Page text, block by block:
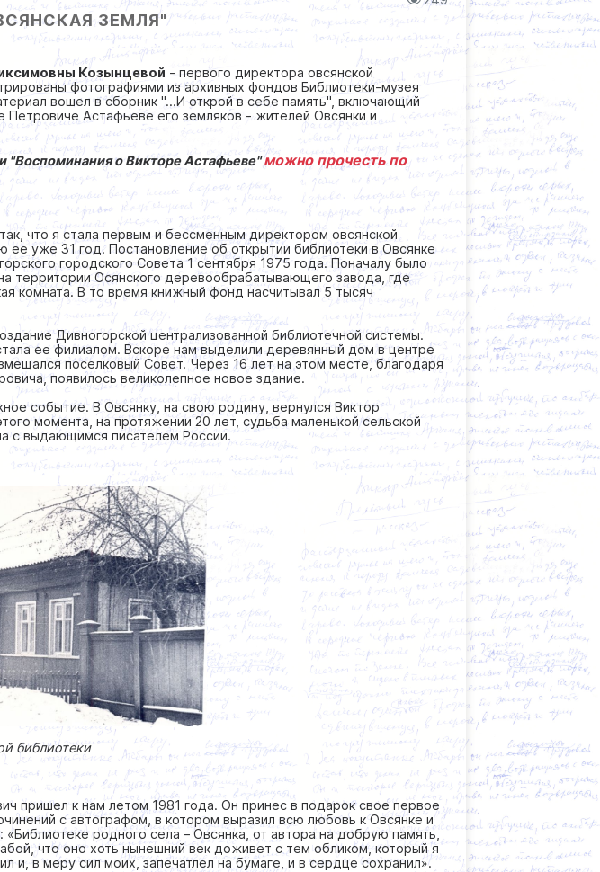
ЗЕМЛЯ"
Козынцевой - первого директора овсянской
фотографиями из архивных фондов Библиотеки-музея
вошел в сборник "...И открой в себе память", включающий
Петровиче Астафьеве его земляков - жителей Овсянки и
"Воспоминания о Викторе Астафьеве"можно прочесть по
что я стала первым и бессменным директором овсянской
ее уже 31 год. Постановление об открытии библиотеки в Овсянке
городского Совета 1 сентября 1975 года. Поначалу было
территории Осянского деревообрабатывающего завода, где
комната. В то время книжный фонд насчитывал 5 тысяч
Дивногорской централизованной библиотечной системы.
ее филиалом. Вскоре нам выделили деревянный дом в центре
поселковый Совет. Через 16 лет на этом месте, благодаря
появилось великолепное новое здание.
событие. В Овсянку, на свою родину, вернулся Виктор
момента, на протяжении 20 лет, судьба маленькой сельской
с выдающимся писателем России.
библиотеки
пришел к нам летом 1981 года. Он принес в подарок свое первое
с автографом, в котором выразил всю любовь к Овсянке и
родного села – Овсянка, от автора на добрую память,
что оно хоть нынешний век доживет с тем обликом, который я
и, в меру сил моих, запечатлел на бумаге, и в сердце сохранил».